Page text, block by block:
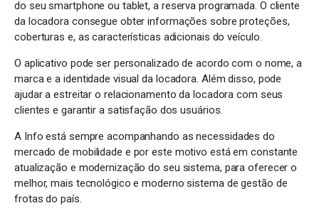
do seu smartphone ou tablet, a reserva programada. O cliente
da locadora consegue obter informações sobre proteções,
coberturas e, as características adicionais do veículo.
O aplicativo pode ser personalizado de acordo com o nome, a
marca e a identidade visual da locadora. Além disso, pode
ajudar a estreitar o relacionamento da locadora com seus
clientes e garantir a satisfação dos usuários.
A Info está sempre acompanhando as necessidades do
mercado de mobilidade e por este motivo está em constante
atualização e modernização do seu sistema, para oferecer o
melhor, mais tecnológico e moderno sistema de gestão de
frotas do país.